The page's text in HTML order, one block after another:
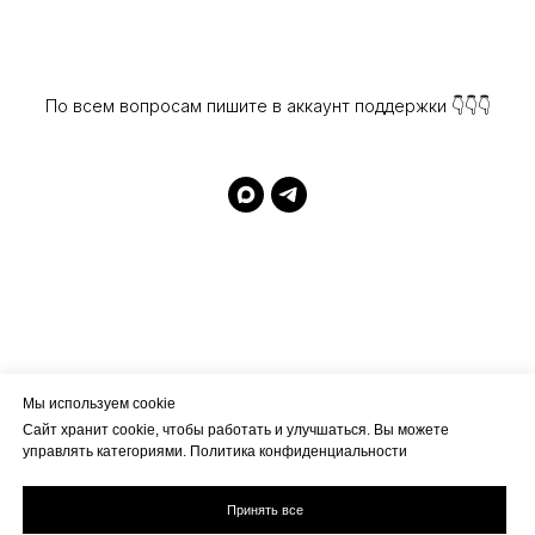
2
2
20
0
0:2
2
28
8
8:4
4
44
4
4
По всем вопросам пишите в аккаунт поддержки 👇👇👇
Мы используем cookie
Сайт хранит cookie, чтобы работать и улучшаться. Вы можете
управлять категориями. Политика конфиденциальности
Принять все